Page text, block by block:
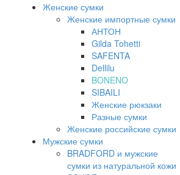
Женские сумки
Женские импортные сумки
АНТОН
Gilda Tohetti
SAFENTA
Dellilu
BONENO
SIBAILI
Женские рюкзаки
Разные сумки
Женские российские сумки
Мужские сумки
BRADFORD и мужские
сумки из натуральной кожи